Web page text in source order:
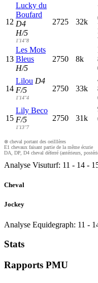
12
Lucky du
Boufard
D4
H/5
1'14"8
2725 32k
13
Les Mots
Bleus
H/5
2750 8k
14
Lilou D4
F/5
1'14"4
2750 33k
15
Lily Beco
F/5
1'13"7
2750 31k
⊗ cheval portant des oeilllères
E1 chevaux faisant partie de la même écurie
DA, DP, D4 cheval déferré (antérieurs,
Analyse Visuturf: 11 - 14 -
Cheval
Jockey
Analyse Equidegraph: 11 -
Stats
Rapports PMU